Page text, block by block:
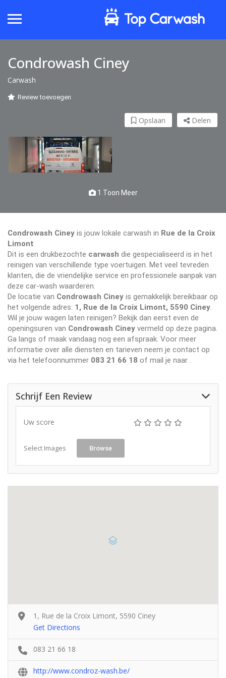
Condrowash Ciney
Carwash
Review toevoegen
Delen
Opslaan
1 Toon Meer
Condrowash Ciney is jouw lokale carwash in Rue de la Croix
Limont
Dit is een drukbezochte carwash die gespecialiseerd is in het
reinigen van verschillende type voertuigen. Met veel tevreden
klanten, die de vriendelijke service en professionele aanpak van
deze car-wash waarderen.
De locatie van Condrowash Ciney is gemakkelijk bereikbaar op
het volgende adres: 1, Rue de la Croix Limont, 5590 Ciney
Wil je jouw wagen laten reinigen? Bekijk dan eerst even de
openingsuren van Condrowash Ciney vermeld op deze pagina.
Ga langs of maak vandaag nog een afspraak. Voor meer
informatie over alle diensten en tarieven neem je contact op
via het telefoonnummer 083 21 66 18 of mail je naar
Schrijf Een Review
Uw score
Select Images Browse
1, Rue de la Croix Limont, 5590 Ciney
Get Directions
083 21 66 18
http://www.condroz-wash.be/